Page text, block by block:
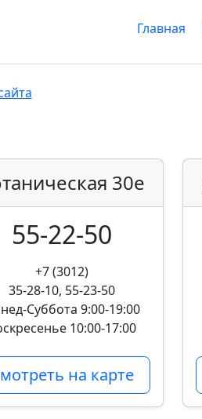
Главная
30е
55-22-50
+7 (3012)
35-28-10, 55-23-50
Суббота 9:00-19:00
10:00-17:00
на карте